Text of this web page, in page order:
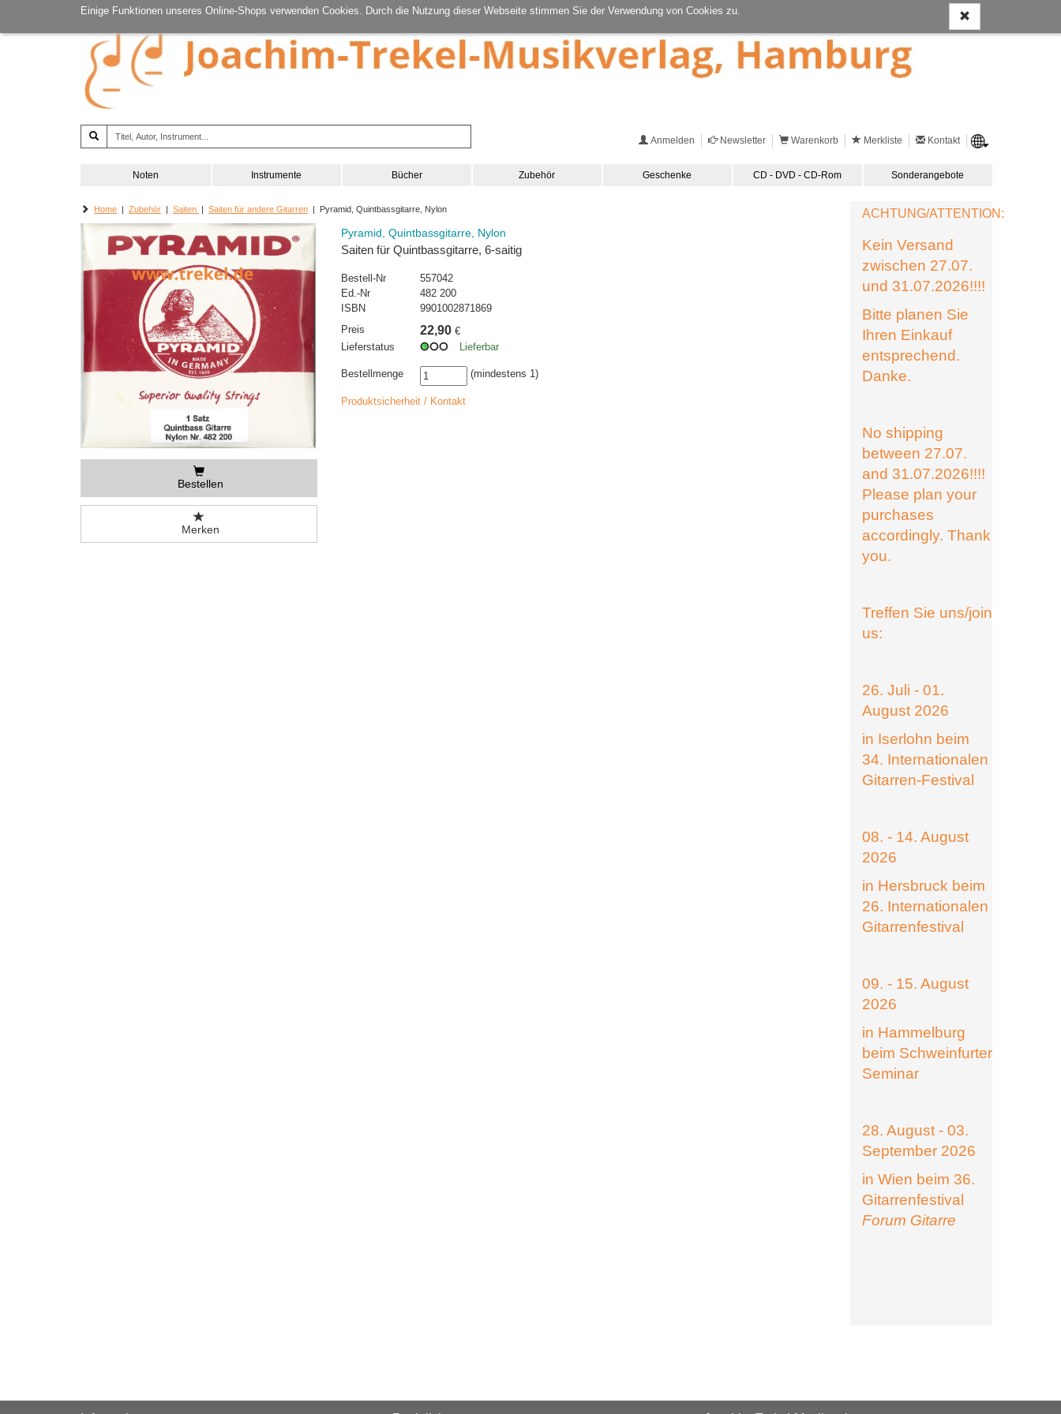
Einige Funktionen unseres Online-Shops verwenden Cookies. Durch die Nutzung dieser Webseite stimmen Sie der Verwendung von Cookies zu.
Anmelden Newsletter Warenkorb Merkliste Kontakt
Noten Instrumente Bücher Zubehör Geschenke CD - DVD - CD-Rom Sonderangebote
Home | Zubehör | Saiten | Saiten für andere Gitarren | Pyramid, Quintbassgitarre, Nylon
Bestellen
Merken
Pyramid, Quintbassgitarre, Nylon
Saiten für Quintbassgitarre, 6-saitig
Bestell-Nr
557042
Ed.-Nr
482 200
ISBN
9901002871869
Preis
22,90 €
Lieferstatus
Lieferbar
Bestellmenge (mindestens 1)
Produktsicherheit / Kontakt
ACHTUNG/ATTENTION:
Kein Versand
zwischen 27.07.
und 31.07.2026!!!!
Bitte planen Sie
Ihren Einkauf
entsprechend.
Danke.
No shipping
between 27.07.
and 31.07.2026!!!!
Please plan your
purchases
accordingly. Thank
you.
Treffen Sie uns/join
us:
26. Juli - 01.
August 2026
in Iserlohn beim
34. Internationalen
Gitarren-Festival
08. - 14. August
2026
in Hersbruck beim
26. Internationalen
Gitarrenfestival
09. - 15. August
2026
in Hammelburg
beim Schweinfurter
Seminar
28. August - 03.
September 2026
in Wien beim 36.
Gitarrenfestival
Forum Gitarre